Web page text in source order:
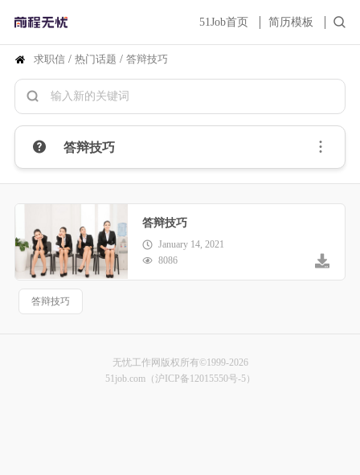
51Job首页 简历模板
求职信 / 热门话题 / 答辩技巧
答辩技巧
答辩技巧
January 14, 2021
8086
答辩技巧
无忧工作网版权所有©1999-2026
51job.com（沪ICP备12015550号-5）